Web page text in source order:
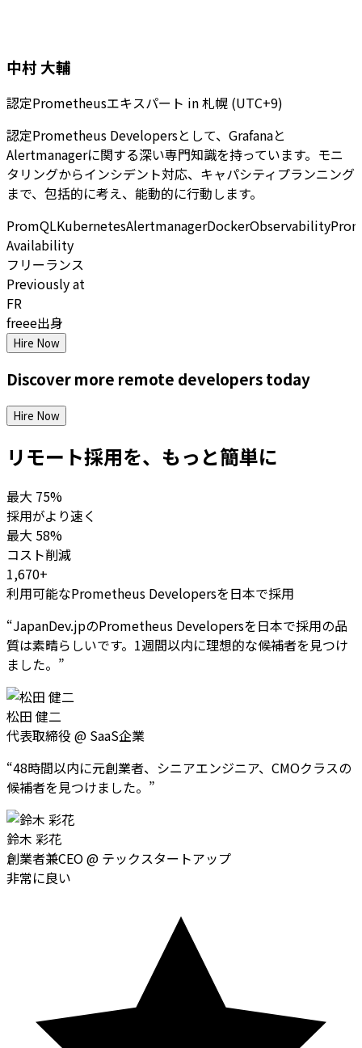
中村 大輔
認定Prometheusエキスパート in札幌 (UTC+9)
認定Prometheus Developersとして、Grafanaと
Alertmanagerに関する深い専門知識を持っています。モニ
タリングからインシデント対応、キャパシティプランニング
まで、包括的に考え、能動的に行動します。
PromQLKubernetesAlertmanagerDockerObservability
Availability
フリーランス
Previously at
FR
freee出身
Hire Now
Discover more remote developerstoday
Hire Now
リモート採用を、もっと簡単に
最大 75%
採用がより速く
最大 58%
コスト削減
1,670+
利用可能なPrometheus Developersを日本で採用
“JapanDev.jpのPrometheus Developersを日本で採用の品
質は素晴らしいです。1週間以内に理想的な候補者を見つけ
ました。 ”
松田 健二
代表取締役 @ SaaS企業
“48時間以内に元創業者、シニアエンジニア、CMOクラスの
候補者を見つけました。 ”
鈴木 彩花
創業者兼CEO@ テックスタートアップ
非常に良い